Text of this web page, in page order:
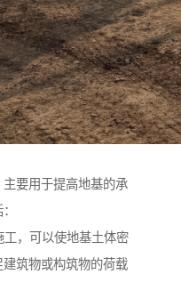
要用于提高地基的承
，可以使地基土体密
筑物或构筑物的荷载